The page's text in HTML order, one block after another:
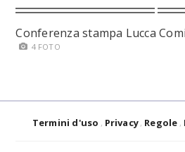
Conferenza stampa Lucca
4 FOTO
Termini d'uso Privacy Regole